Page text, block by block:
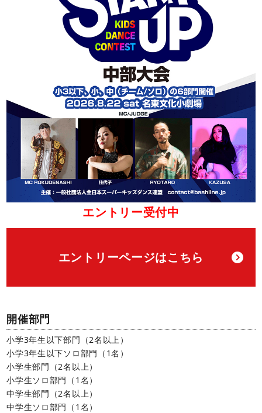
開催部門
小学3年生以下部門（2名以上）
小学3年生以下ソロ部門（1名）
小学生部門（2名以上）
小学生ソロ部門（1名）
中学生部門（2名以上）
中学生ソロ部門（1名）
エントリー受付中
エントリーページはこちら